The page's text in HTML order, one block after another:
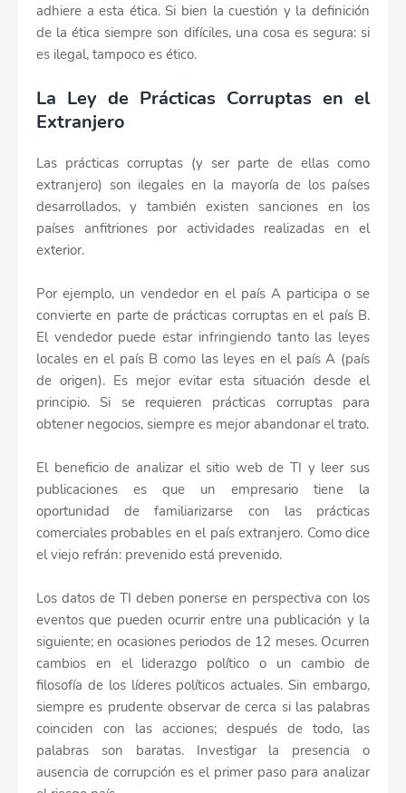
adhiere a esta ética. Si bien la cuestión y la definición
de la ética siempre son difíciles, una cosa es segura: si
es ilegal, tampoco es ético.
La Ley de Prácticas Corruptas en el
Extranjero
Las prácticas corruptas (y ser parte de ellas como
extranjero) son ilegales en la mayoría de los países
desarrollados, y también existen sanciones en los
países anfitriones por actividades realizadas en el
exterior.
Por ejemplo, un vendedor en el país A participa o se
convierte en parte de prácticas corruptas en el país B.
El vendedor puede estar infringiendo tanto las leyes
locales en el país B como las leyes en el país A (país
de origen). Es mejor evitar esta situación desde el
principio. Si se requieren prácticas corruptas para
obtener negocios, siempre es mejor abandonar el trato.
El beneficio de analizar el sitio web de TI y leer sus
publicaciones es que un empresario tiene la
oportunidad de familiarizarse con las prácticas
comerciales probables en el país extranjero. Como dice
el viejo refrán: prevenido está prevenido.
Los datos de TI deben ponerse en perspectiva con los
eventos que pueden ocurrir entre una publicación y la
siguiente; en ocasiones periodos de 12 meses. Ocurren
cambios en el liderazgo político o un cambio de
filosofía de los líderes políticos actuales. Sin embargo,
siempre es prudente observar de cerca si las palabras
coinciden con las acciones; después de todo, las
palabras son baratas. Investigar la presencia o
ausencia de corrupción es el primer paso para analizar